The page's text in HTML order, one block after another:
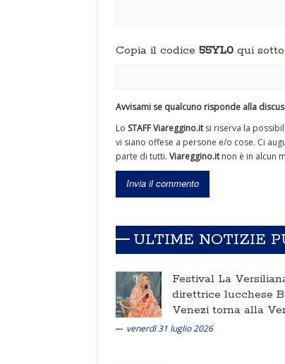
Copia il codice 55YL0 qui sotto
Avvisami se qualcuno risponde alla
Lo STAFF Viareggino.itsi riserva la
vi siano offese a persone e/o cose. Ci
parte di tutti. Viareggino.itnon è in alcun
ULTIME NOTIZIE
Festival La
direttrice lucchese
Venezi torna alla
venerdì 31 luglio 2026